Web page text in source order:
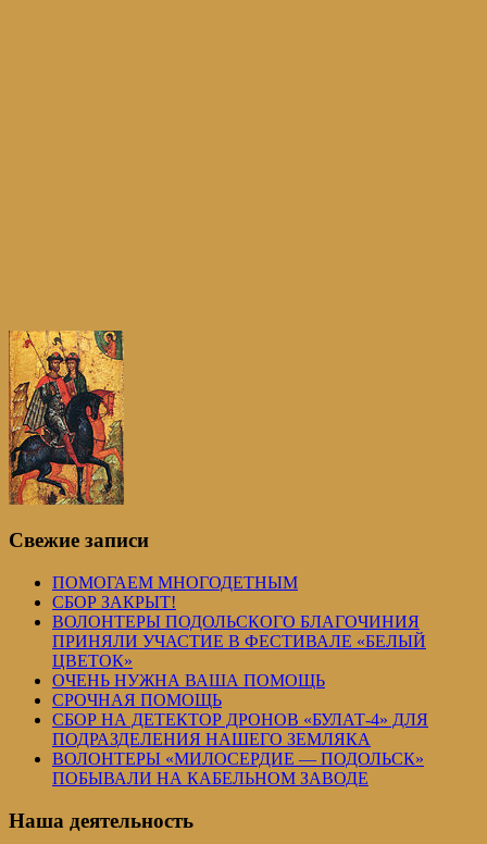
Свежие записи
ПОМОГАЕМ МНОГОДЕТНЫМ
СБОР ЗАКРЫТ!
ВОЛОНТЕРЫ ПОДОЛЬСКОГО БЛАГОЧИНИЯ
ПРИНЯЛИ УЧАСТИЕ В ФЕСТИВАЛЕ «БЕЛЫЙ
ЦВЕТОК»
ОЧЕНЬ НУЖНА ВАША ПОМОЩЬ
СРОЧНАЯ ПОМОЩЬ
СБОР НА ДЕТЕКТОР ДРОНОВ «БУЛАТ-4» ДЛЯ
ПОДРАЗДЕЛЕНИЯ НАШЕГО ЗЕМЛЯКА
ВОЛОНТЕРЫ «МИЛОСЕРДИЕ — ПОДОЛЬСК»
ПОБЫВАЛИ НА КАБЕЛЬНОМ ЗАВОДЕ
Наша деятельность